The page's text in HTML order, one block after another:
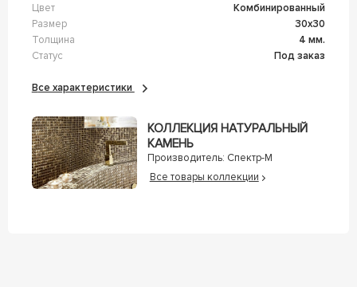
Цвет
Комбинированный
Размер
30x30
Толщина
4 мм.
Статус
Под заказ
Все характеристики
КОЛЛЕКЦИЯ НАТУРАЛЬНЫЙ
КАМЕНЬ
Производитель: Спектр-М
Все товары коллекции